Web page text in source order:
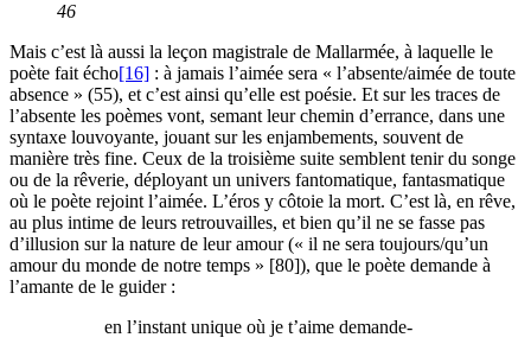
46
Mais c’est là aussi la leçon magistrale de Mallarmée, à laquelle le
poète fait écho[16] : à jamais l’aimée sera « l’absente/aimée de toute
absence » (55), et c’est ainsi qu’elle est poésie. Et sur les traces de
l’absente les poèmes vont, semant leur chemin d’errance, dans une
syntaxe louvoyante, jouant sur les enjambements, souvent de
manière très fine. Ceux de la troisième suite semblent tenir du songe
ou de la rêverie, déployant un univers fantomatique, fantasmatique
où le poète rejoint l’aimée. L’éros y côtoie la mort. C’est là, en rêve,
au plus intime de leurs retrouvailles, et bien qu’il ne se fasse pas
d’illusion sur la nature de leur amour (« il ne sera toujours/qu’un
amour du monde de notre temps » [80]), que le poète demande à
l’amante de le guider :
en l’instant unique où je t’aime demande-